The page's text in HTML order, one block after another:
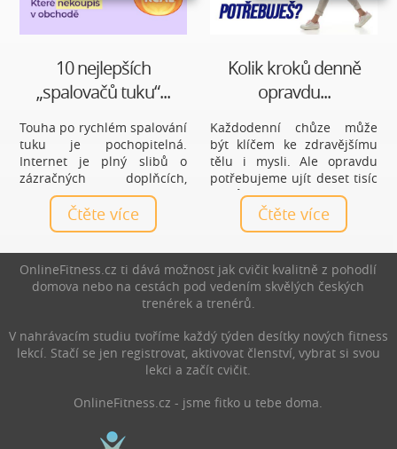
10 nejlepších
„spalovačů tuku“...
Touha po rychlém spalování
tuku je pochopitelná.
Internet je plný slibů o
zázračných doplňcích,
čajích a tabletách, které
mají vyřešit hubnutí bez
námahy. Realita je ale méně
praktičtější: nejúčinnější
spalovače nejsou produkty,
ale každodenní návyky.
Čtěte více
Kolik kroků denně
opravdu...
Každodenní chůze může
být klíčem ke zdravějšímu
tělu i mysli. Ale opravdu
potřebujeme ujít deset tisíc
kroků denně, nebo je to jen
mýtus? Zjistěte, jaký počet
kroků je ideální právě pro
zdraví.
Čtěte více
OnlineFitness.cz ti dává možnost jak cvičit kvalitně z pohodlí
domova nebo na cestách pod vedením skvělých českých
trenérek a trenérů.
V nahrávacím studiu tvoříme každý týden desítky nových fitness
lekcí. Stačí se jen registrovat, aktivovat členství, vybrat si svou
lekci a začít cvičit.
OnlineFitness.cz - jsme fitko u tebe doma.